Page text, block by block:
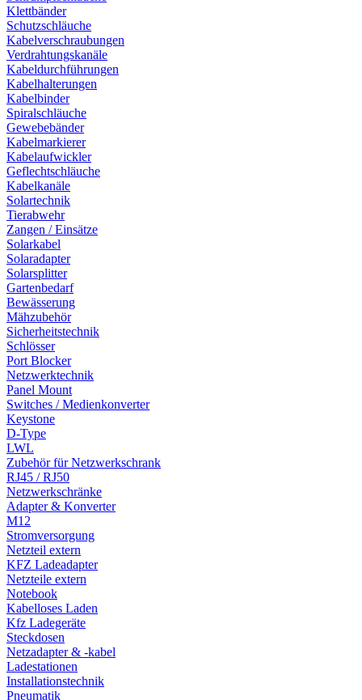
Klettbänder
Schutzschläuche
Kabelverschraubungen
Verdrahtungskanäle
Kabeldurchführungen
Kabelhalterungen
Kabelbinder
Spiralschläuche
Gewebebänder
Kabelmarkierer
Kabelaufwickler
Geflechtschläuche
Kabelkanäle
Solartechnik
Tierabwehr
Zangen / Einsätze
Solarkabel
Solaradapter
Solarsplitter
Gartenbedarf
Bewässerung
Mähzubehör
Sicherheitstechnik
Schlösser
Port Blocker
Netzwerktechnik
Panel Mount
Switches / Medienkonverter
Keystone
D-Type
LWL
Zubehör für Netzwerkschrank
RJ45 / RJ50
Netzwerkschränke
Adapter & Konverter
M12
Stromversorgung
Netzteil extern
KFZ Ladeadapter
Netzteile extern
Notebook
Kabelloses Laden
Kfz Ladegeräte
Steckdosen
Netzadapter & -kabel
Ladestationen
Installationstechnik
Pneumatik